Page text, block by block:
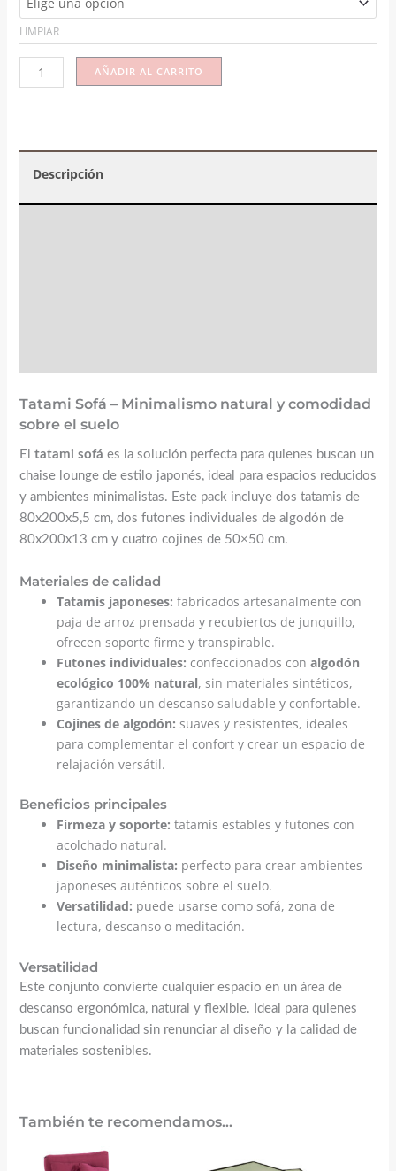
LIMPIAR
AÑADIR AL CARRITO
Descripción
Tatami Sofá – Minimalismo natural y comodidad
sobre el suelo
El tatami sofá es la solución perfecta para quienes buscan un
chaise lounge de estilo japonés, ideal para espacios reducidos
y ambientes minimalistas. Este pack incluye dos tatamis de
80x200x5,5 cm, dos futones individuales de algodón de
80x200x13 cm y cuatro cojines de 50×50 cm.
Materiales de calidad
Tatamis japoneses: fabricados artesanalmente con
paja de arroz prensada y recubiertos de junquillo,
ofrecen soporte firme y transpirable.
Futones individuales: confeccionados con algodón
ecológico 100% natural, sin materiales sintéticos,
garantizando un descanso saludable y confortable.
Cojines de algodón: suaves y resistentes, ideales
para complementar el confort y crear un espacio de
relajación versátil.
Beneficios principales
Firmeza y soporte: tatamis estables y futones con
acolchado natural.
Diseño minimalista: perfecto para crear ambientes
japoneses auténticos sobre el suelo.
Versatilidad: puede usarse como sofá, zona de
lectura, descanso o meditación.
Versatilidad
Este conjunto convierte cualquier espacio en un área de
descanso ergonómica, natural y flexible. Ideal para quienes
buscan funcionalidad sin renunciar al diseño y la calidad de
materiales sostenibles.
También te recomendamos…